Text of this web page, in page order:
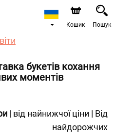
через наш інтернет-
дата доставки —
з відпусткою.Кошик Пошук
букетів кохання
моментів
| від найнижчої ціни | Від
найдорожчих